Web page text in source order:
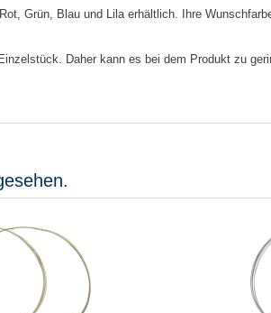
Grün, Blau und Lila erhältlich. Ihre
Daher kann es bei dem Produkt zu